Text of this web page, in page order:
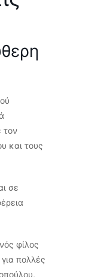
τον
και τους
σε
φίλος
πολλές